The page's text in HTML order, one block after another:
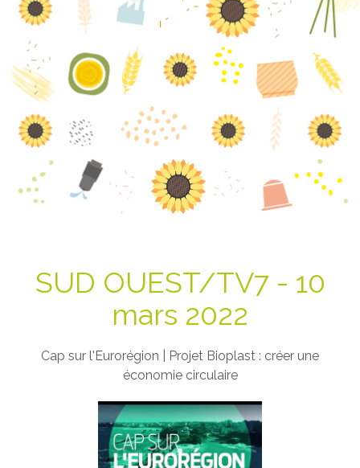
SUD OUEST/TV7 - 10
mars 2022
Cap sur l'Eurorégion | Projet Bioplast : créer une
économie circulaire